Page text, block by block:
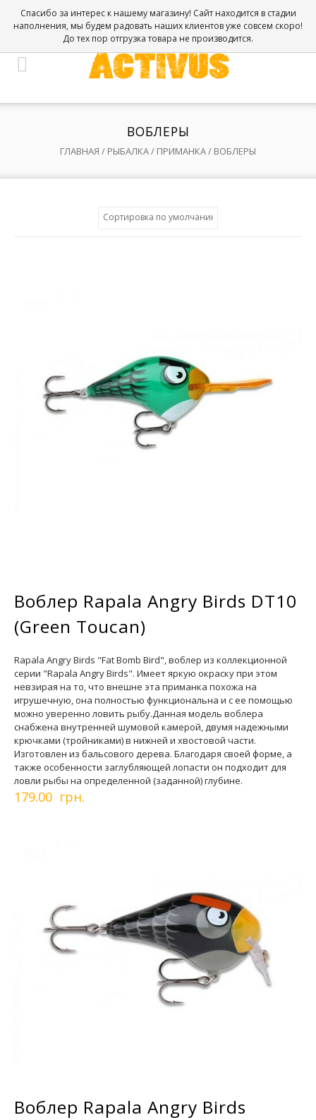
ВОБЛЕРЫ
ГЛАВНАЯ / РЫБАЛКА/ ПРИМАНКА/ ВОБЛЕРЫ
Воблер Rapala Angry Birds DT10
(Green Toucan)
Rapala Angry Birds "Fat Bomb Bird", воблер из коллекционной
серии "Rapala Angry Birds". Имеет яркую окраску при этом
невзирая на то, что внешне эта приманка похожа на
игрушечную, она полностью функциональна и с ее помощью
можно уверенно ловить рыбу.Данная модель воблера
снабжена внутренней шумовой камерой, двумя надежными
крючками (тройниками) в нижней и хвостовой части.
Изготовлен из бальсового дерева. Благодаря своей форме, а
также особенности заглубляющей лопасти он подходит для
ловли рыбы на определенной (заданной) глубине.
179.00 грн.
Воблер Rapala Angry Birds
Спасибо за интерес к нашему магазину! Сайт находится в стадии
наполнения, мы будем радовать наших клиентов уже совсем скоро!
До тех пор отгрузка товара не производится.